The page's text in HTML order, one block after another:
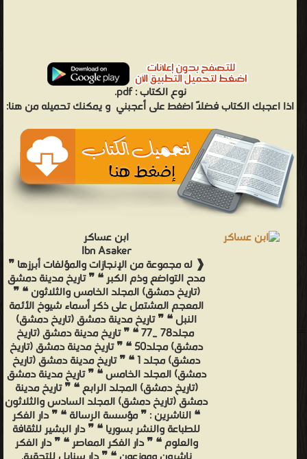
نوع الكتاب :pdf.
اذا اعجبك الكتاب فضلاً اضغط على أعجبني و يمكنك تحميله من هنا:
ابن عساكر
Ibn Asaker
❰ له مجموعة من الإنجازات والمؤلفات أبرزها ❞
مدح التواضع وذم الكبر ❝ ❞ تاريخ مدينة دمشق
(تاريخ دمشق) المجلد الخامس والثلاثون ❝ ❞
المعجم المشتمل على ذكر أسماء شيوخ الأئمة
النبل ❝ ❞ تاريخ مدينة دمشق (تاريخ دمشق)
مجلد78 _77 ❝ ❞ تاريخ مدينة دمشق (تاريخ
دمشق) مجلد50 ❝ ❞ تاريخ مدينة دمشق (تاريخ
دمشق) مجلد 1 ❝ ❞ تاريخ مدينة دمشق (تاريخ
دمشق) المجلد الخامس ❝ ❞ تاريخ مدينة دمشق
(تاريخ دمشق) المجلد الرابع ❝ ❞ تاريخ مدينة
دمشق (تاريخ دمشق) المجلد السادس والثلاثون
❝ الناشرين : ❞ مؤسسة الرسالة ❝ ❞ دار الفكر
للطباعة والنشر بسوريا ❝ ❞ دار البشير للثقافة
والعلوم ❝ ❞ دار الفكر المعاصر ❝ ❞ دار الفكر